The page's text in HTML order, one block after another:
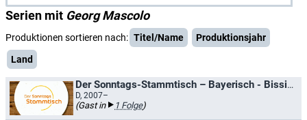
Serien mit Georg Mascolo
Produktionen sortieren nach: Titel/Name
Produktionsjahr
Land
Der Sonntags-Stammtisch – Bayerisch - Bissig - Bunt
D, 2007–
(Gast in 1 Folge)